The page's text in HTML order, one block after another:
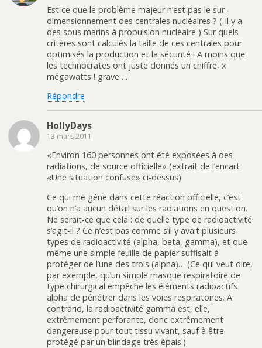
Est ce que le problème majeur n’est pas le sur-
dimensionnement des centrales nucléaires ? ( Il y a
des sous marins à propulsion nucléaire ) Sur quels
critères sont calculés la taille de ces centrales pour
optimisés la production et la sécurité ! A moins que
les technocrates ont juste donnés un chiffre, x
mégawatts ! grave….
Répondre
HollyDays
13 mars 2011
«Environ 160 personnes ont été exposées à des
radiations, de source officielle» (extrait de l’encart
«Une situation confuse» ci-dessus)
Ce qui me gêne dans cette réaction officielle, c’est
qu’on n’a aucun détail sur les radiations en question.
Ne serait-ce que cela : de quelle type de radioactivité
s’agit-il ? Ce n’est pas comme s’il y avait plusieurs
types de radioactivité (alpha, beta, gamma), et que
même une simple feuille de papier suffisait à
protéger de l’une des trois (alpha)… (Ce qui veut dire,
par exemple, qu’un simple masque respiratoire de
type chirurgical empêche les éléments radioactifs
alpha de pénétrer dans les voies respiratoires. A
contrario, la radioactivité gamma est, elle,
extrêmement perforante, donc extrêmement
dangereuse pour tout tissu vivant, sauf à être
protégé par un blindage très épais.)